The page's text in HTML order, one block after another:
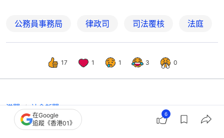
公務員事務局 律政司 司法覆核 法庭
17 1 1 3 0
港聞 社會新聞
誇大逾5000服務時數呃社署130萬津
在Google
追蹤《香港01》
6